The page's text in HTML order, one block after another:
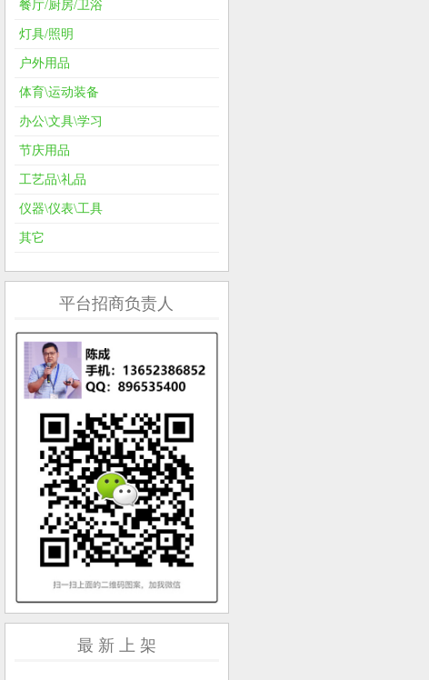
餐厅/厨房/卫浴
灯具/照明
户外用品
体育\运动装备
办公\文具\学习
节庆用品
工艺品\礼品
仪器\仪表\工具
其它
平台招商负责人
最 新 上 架